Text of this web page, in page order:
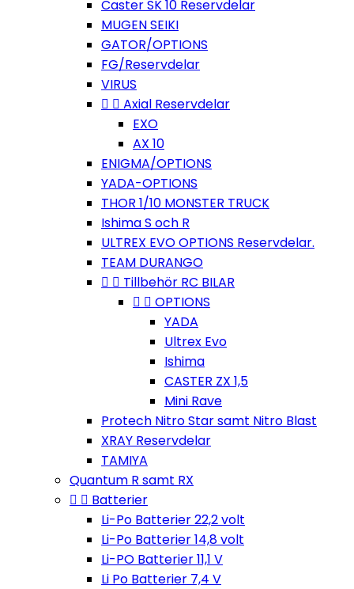
Caster SK 10 Reservdelar
MUGEN SEIKI
GATOR/OPTIONS
FG/Reservdelar
VIRUS
  Axial Reservdelar
EXO
AX 10
ENIGMA/OPTIONS
YADA-OPTIONS
THOR 1/10 MONSTER TRUCK
Ishima S och R
ULTREX EVO OPTIONS Reservdelar.
TEAM DURANGO
  Tillbehör RC BILAR
  OPTIONS
YADA
Ultrex Evo
Ishima
CASTER ZX 1,5
Mini Rave
Protech Nitro Star samt Nitro Blast
XRAY Reservdelar
TAMIYA
Quantum R samt RX
  Batterier
Li-Po Batterier 22,2 volt
Li-Po Batterier 14,8 volt
Li-PO Batterier 11,1 V
Li Po Batterier 7,4 V